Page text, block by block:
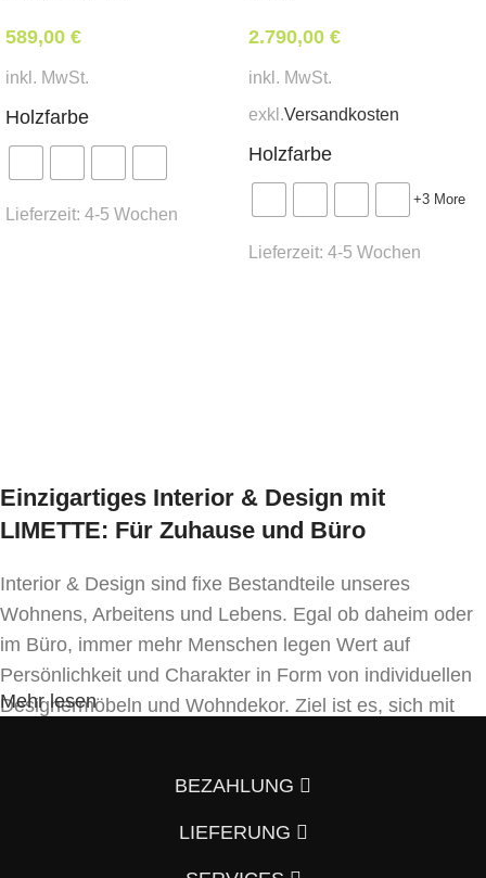
Weißpolsterung
tapeziert mit beigestelltem Eigenbezug
Breite 44 cm, Tiefe 50 cm, Sitzhöhe 79 cm,
Mindestbestellmenge:
* Preis ident wie Bezug Kat. MER-1
589,00 €
inkl. MwSt.
Holzfarbe
Lieferzeit: 4-5 Wochen
2.790,00 €
inkl. MwSt.
exkl.Versandkosten
Holzfarbe
+3 More
Lieferzeit: 4-5 Wochen
Einzigartiges Interior & Design mit
LIMETTE: Für Zuhause und Büro
Interior & Design sind fixe Bestandteile unseres
Wohnens, Arbeitens und Lebens. Egal ob daheim oder
im Büro, immer mehr Menschen legen Wert auf
Persönlichkeit und Charakter in Form von individuellen
Designermöbeln und Wohndekor. Ziel ist es, sich mit
von der Masse abzuheben.
Mehr lesen
BEZAHLUNG
LIEFERUNG